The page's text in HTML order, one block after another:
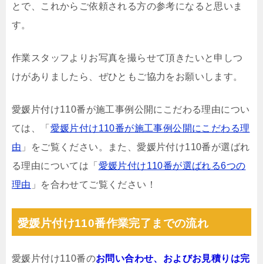
とで、これからご依頼される方の参考になると思いま
す。
作業スタッフよりお写真を撮らせて頂きたいと申しつ
けがありましたら、ぜひともご協力をお願いします。
愛媛片付け110番が施工事例公開にこだわる理由につい
ては、「 愛媛片付け110番が施工事例公開にこだわる理
由 」をご覧ください。また、愛媛片付け110番が選ばれ
る理由については「 愛媛片付け110番が選ばれる6つの
理由 」を合わせてご覧ください！
愛媛片付け110番作業完了までの流れ
愛媛片付け110番のお問い合わせ、およびお見積りは完